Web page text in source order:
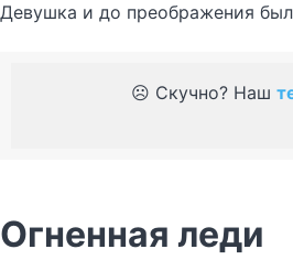
Девушка и до преображения
☹️ Скучно? Наш
Огненная леди